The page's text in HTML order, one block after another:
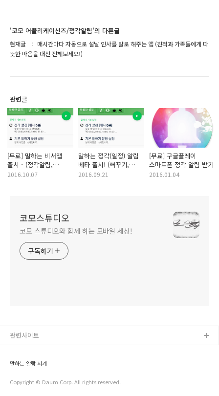
'코모 어플리케이션즈/정각알림'의 다른글
현재글
매시간마다 자동으로 설날 인사를 말로 해주는 앱 (친척과 가족들에게 따
뜻한 마음을 대신 전해보세요!)
관련글
[무료] 말하는 비서앱
출시 - (정각알림,
시간별문장,요일별,간격,
2016.10.07
말하는 정각(일정) 알림
베타 출시! (뻐꾸기,
수탉소리, 요일별,
2016.09.21
[무료] 구글플레이
스마트폰 정각 알림 받기
2016.01.04
코모스튜디오
코모 스튜디오와 함께 하는 모바일 세상!
구독하기
말하는 알람 시계
Copyright © Daum Corp. All rights reserved.
관련사이트